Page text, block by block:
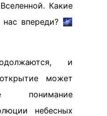
Какие
впереди? 🌌
и
может
понимание
небесных